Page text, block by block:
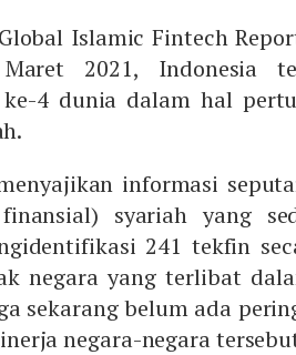
Islamic Fintech
2021, Indonesia
4 dunia dalam hal
informasi
syariah yang
241 tekfin
negara yang terlibat
sekarang belum ada
negara-negara